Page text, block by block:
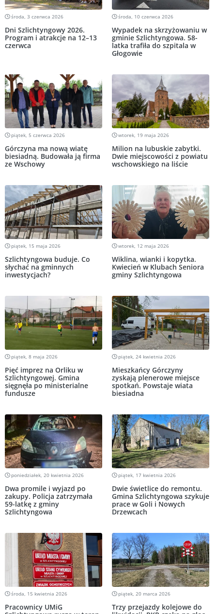
środa, 3 czerwca 2026
Dni Szlichtyngowy 2026.
Program i atrakcje na 12–13
czerwca
środa, 10 czerwca 2026
Wypadek na skrzyżowaniu w
gminie Szlichtyngowa. 58-
latka trafiła do szpitala w
Głogowie
piątek, 5 czerwca 2026
Górczyna ma nową wiatę
biesiadną. Budowała ją firma
ze Wschowy
wtorek, 19 maja 2026
Milion na lubuskie zabytki.
Dwie miejscowości z powiatu
wschowskiego na liście
piątek, 15 maja 2026
Szlichtyngowa buduje. Co
słychać na gminnych
inwestycjach?
wtorek, 12 maja 2026
Wiklina, wianki i kopytka.
Kwiecień w Klubach Seniora
gminy Szlichtyngowa
piątek, 8 maja 2026
Pięć imprez na Orliku w
Szlichtyngowej. Gmina
sięgnęła po ministerialne
fundusze
piątek, 24 kwietnia 2026
Mieszkańcy Górczyny
zyskają plenerowe miejsce
spotkań. Powstaje wiata
biesiadna
poniedziałek, 20 kwietnia 2026
Dwa promile i wyjazd po
zakupy. Policja zatrzymała
59-latkę z gminy
Szlichtyngowa
piątek, 17 kwietnia 2026
Dwie świetlice do remontu.
Gmina Szlichtyngowa szykuje
prace w Goli i Nowych
Drzewcach
środa, 15 kwietnia 2026
Pracownicy UMiG
piątek, 20 marca 2026
Trzy przejazdy kolejowe do